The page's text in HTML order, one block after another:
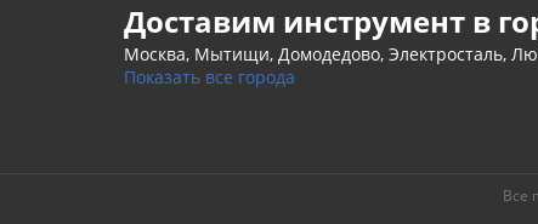
Доставим инструмент в
Москва, Мытищи, Домодедово, Электросталь,
Показать все города
Все